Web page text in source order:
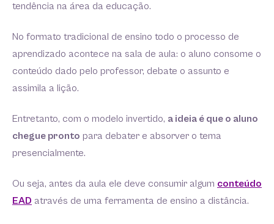
tendência na área da educação.
No formato tradicional de ensino todo o processo de
aprendizado acontece na sala de aula: o aluno consome o
conteúdo dado pelo professor, debate o assunto e
assimila a lição.
Entretanto, com o modelo invertido, a ideia é que o aluno
chegue pronto para debater e absorver o tema
presencialmente.
Ou seja, antes da aula ele deve consumir algum conteúdo
EAD através de uma ferramenta de ensino a distância.